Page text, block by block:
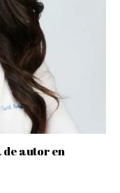
autor en